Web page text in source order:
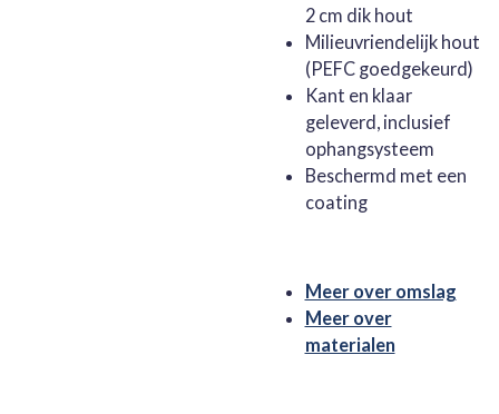
2 cm dik hout
Milieuvriendelijk hout
(PEFC goedgekeurd)
Kant en klaar
geleverd, inclusief
ophangsysteem
Beschermd met een
coating
Meer over omslag
Meer over
materialen